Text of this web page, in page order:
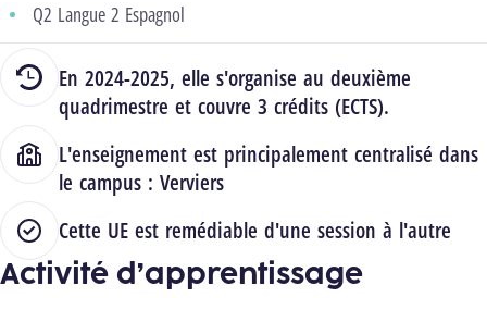
Q2 Langue 2 Espagnol
En 2024-2025, elle s'organise au deuxième
quadrimestre et couvre 3 crédits (ECTS).
L'enseignement est principalement centralisé dans
le campus : Verviers
Cette UE est remédiable d'une session à l'autre
Activité d’apprentissage